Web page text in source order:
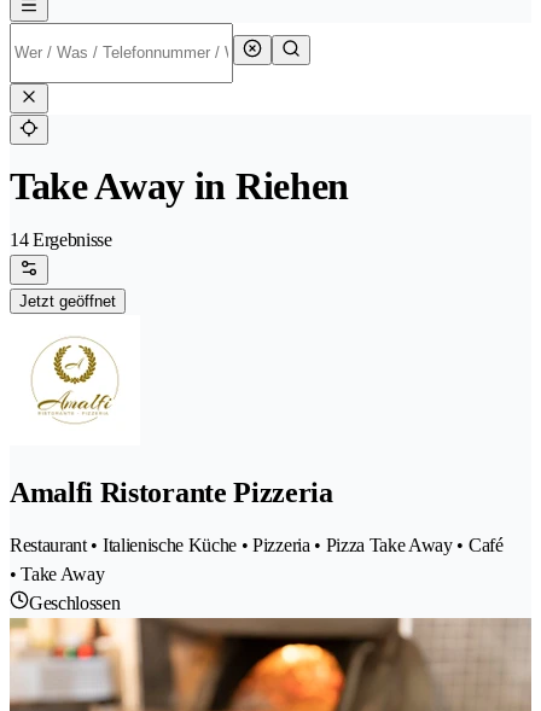
Take Away in Riehen
14 Ergebnisse
Jetzt geöffnet
Amalfi Ristorante Pizzeria
Restaurant • Italienische Küche • Pizzeria • Pizza Take Away • Café
• Take Away
Geschlossen